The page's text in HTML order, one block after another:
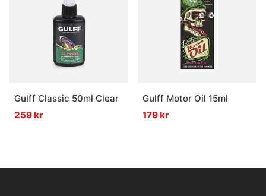
Gulff Classic 50ml Clear
259 kr
Gulff Motor Oil 15ml
179 kr